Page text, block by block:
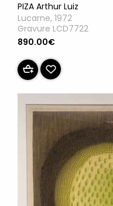
PIZA Arthur Luiz
Lucarne, 1972
Gravure LCD7722
890.00€